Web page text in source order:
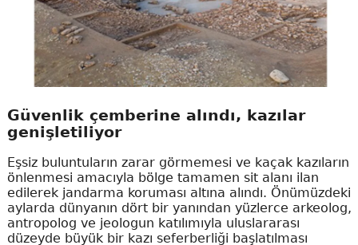
Güvenlik çemberine alındı, kazılar
genişletiliyor
Eşsiz buluntuların zarar görmemesi ve kaçak kazıların
önlenmesi amacıyla bölge tamamen sit alanı ilan
edilerek jandarma koruması altına alındı. Önümüzdeki
aylarda dünyanın dört bir yanından yüzlerce arkeolog,
antropolog ve jeologun katılımıyla uluslararası
düzeyde büyük bir kazı seferberliği başlatılması